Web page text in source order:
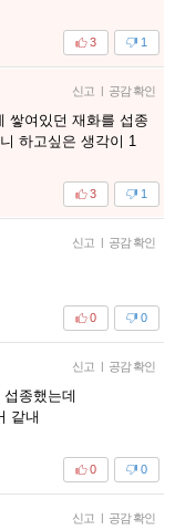
1
3
신고 | 공감 확인
쌓여있던 재화를 섭종
하고싶은 생각이 1
1
3
신고 | 공감 확인
0
0
신고 | 공감 확인
종했는데
같내
0
0
신고 | 공감 확인